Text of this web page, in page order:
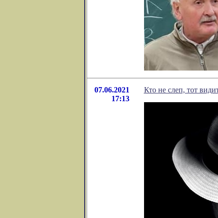
07.06.2021
17:13
Кто не слеп, тот